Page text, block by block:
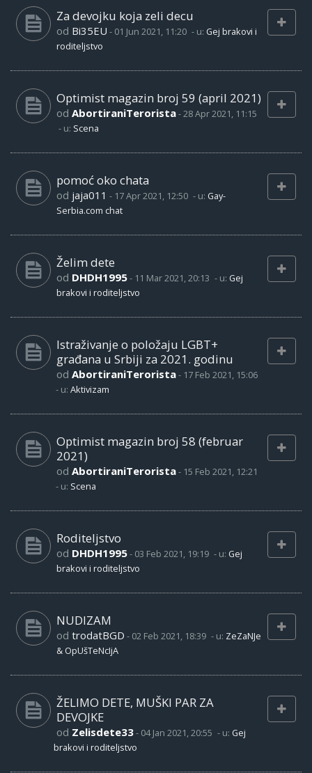
Za devojku koja zeli decu
od Bi35EU - 01 Jun 2021, 11:20 - u: Gej brakovi i
roditeljstvo
Optimist magazin broj 59 (april 2021)
od AbortiraniTerorista-28 Apr 2021, 11:15
- u: Scena
pomoć oko chata
od jaja011 - 17 Apr 2021, 12:50 - u: Gay-
Serbia.com chat
Želim dete
od DHDH1995- 11 Mar 2021, 20:13 - u: Gej
brakovi i roditeljstvo
Istraživanje o položaju LGBT+
građana u Srbiji za 2021. godinu
od AbortiraniTerorista- 17 Feb 2021, 15:06
- u: Aktivizam
Optimist magazin broj 58 (februar
2021)
od AbortiraniTerorista- 15 Feb 2021, 12:21
- u: Scena
Roditeljstvo
od DHDH1995- 03 Feb 2021, 19:19 - u: Gej
brakovi i roditeljstvo
NUDIZAM
od trodatBGD - 02 Feb 2021, 18:39 - u: ZeZaNJe
& OpUšTeNcIjA
ŽELIMO DETE, MUŠKI PAR ZA
DEVOJKE
od Zelisdete33- 04 Jan 2021, 20:55 - u: Gej
brakovi i roditeljstvo